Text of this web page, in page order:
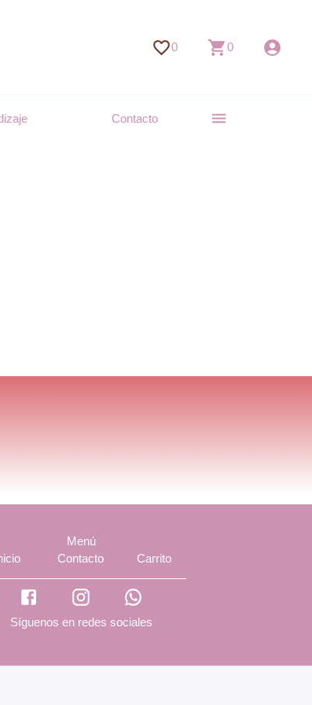
0 0
Contacto
Menú
Contacto Carrito
Síguenos en redes sociales